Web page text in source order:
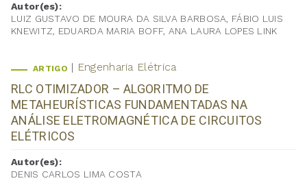
Autor(es):
LUIZ GUSTAVO DE MOURA DA SILVA BARBOSA, FÁBIO LUIS
KNEWITZ, EDUARDA MARIA BOFF, ANA LAURA LOPES LINK
ARTIGO Engenharia Elétrica
RLC OTIMIZADOR – ALGORITMO DE
METAHEURÍSTICAS FUNDAMENTADAS NA
ANÁLISE ELETROMAGNÉTICA DE CIRCUITOS
ELÉTRICOS
Autor(es):
DENIS CARLOS LIMA COSTA